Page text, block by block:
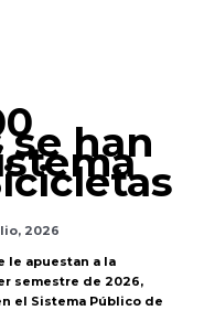
han
2026
le apuestan a la
semestre de 2026,
el Sistema Público de